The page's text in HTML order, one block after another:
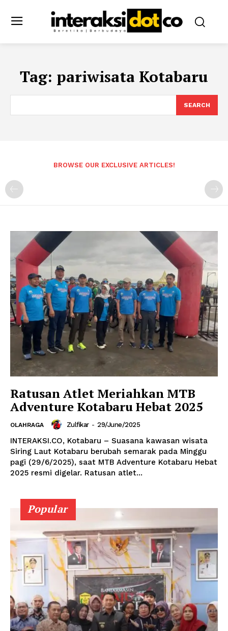
Tag: pariwisata Kotabaru
SEARCH
BROWSE OUR EXCLUSIVE ARTICLES!
Ratusan Atlet Meriahkan MTB
Adventure Kotabaru Hebat 2025
OLAHRAGA Zulfikar - 29/June/2025
INTERAKSI.CO, Kotabaru – Suasana kawasan wisata
Siring Laut Kotabaru berubah semarak pada Minggu
pagi (29/6/2025), saat MTB Adventure Kotabaru Hebat
2025 resmi digelar. Ratusan atlet...
Popular